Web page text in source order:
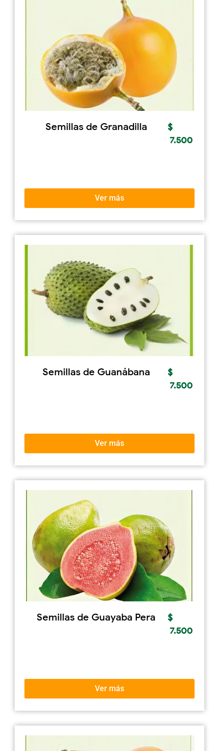
Semillas de Granadilla
$
7.500
Ver más
Semillas de Guanábana
$
7.500
Ver más
Semillas de Guayaba Pera
$
7.500
Ver más